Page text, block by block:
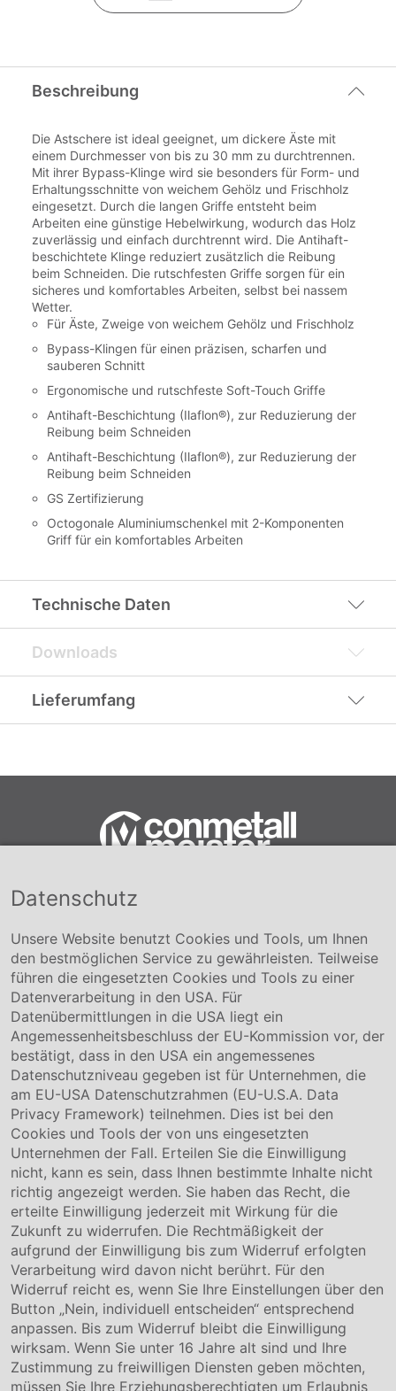
Beschreibung
Die Astschere ist ideal geeignet, um dickere Äste mit
einem Durchmesser von bis zu 30 mm zu durchtrennen.
Mit ihrer Bypass-Klinge wird sie besonders für Form- und
Erhaltungsschnitte von weichem Gehölz und Frischholz
eingesetzt. Durch die langen Griffe entsteht beim
Arbeiten eine günstige Hebelwirkung, wodurch das Holz
zuverlässig und einfach durchtrennt wird. Die Antihaft-
beschichtete Klinge reduziert zusätzlich die Reibung
beim Schneiden. Die rutschfesten Griffe sorgen für ein
sicheres und komfortables Arbeiten, selbst bei nassem
Wetter.
Für Äste, Zweige von weichem Gehölz und Frischholz
Bypass-Klingen für einen präzisen, scharfen und
sauberen Schnitt
Ergonomische und rutschfeste Soft-Touch Griffe
Antihaft-Beschichtung (Ilaflon®), zur Reduzierung der
Reibung beim Schneiden
Antihaft-Beschichtung (Ilaflon®), zur Reduzierung der
Reibung beim Schneiden
GS Zertifizierung
Octogonale Aluminiumschenkel mit 2-Komponenten
Griff für ein komfortables Arbeiten
Technische Daten
Downloads
Lieferumfang
Conmetall Meister GmbH
+49 5141-180
info@conmetallmeister.de
www.conmetallmeister.de
Unternehmen
Über uns
Compliance
Hinweisgebersystem
Karriere
Service & Kontakt
Kontakt
Downloads
Garantiebedingungen
Zertifikate
Rechtliches
Impressum
AGB
Datenschutz
Cookie Einstellung
Datenschutz
Unsere Website benutzt Cookies und Tools, um Ihnen
den bestmöglichen Service zu gewährleisten. Teilweise
führen die eingesetzten Cookies und Tools zu einer
Datenverarbeitung in den USA. Für
Datenübermittlungen in die USA liegt ein
Angemessenheitsbeschluss der EU-Kommission vor, der
bestätigt, dass in den USA ein angemessenes
Datenschutzniveau gegeben ist für Unternehmen, die
am EU-USA Datenschutzrahmen (EU-U.S.A. Data
Privacy Framework) teilnehmen. Dies ist bei den
Cookies und Tools der von uns eingesetzten
Unternehmen der Fall. Erteilen Sie die Einwilligung
nicht, kann es sein, dass Ihnen bestimmte Inhalte nicht
richtig angezeigt werden. Sie haben das Recht, die
erteilte Einwilligung jederzeit mit Wirkung für die
Zukunft zu widerrufen. Die Rechtmäßigkeit der
aufgrund der Einwilligung bis zum Widerruf erfolgten
Verarbeitung wird davon nicht berührt. Für den
Widerruf reicht es, wenn Sie Ihre Einstellungen über den
Button „Nein, individuell entscheiden“ entsprechend
anpassen. Bis zum Widerruf bleibt die Einwilligung
wirksam. Wenn Sie unter 16 Jahre alt sind und Ihre
Zustimmung zu freiwilligen Diensten geben möchten,
müssen Sie Ihre Erziehungsberechtigten um Erlaubnis